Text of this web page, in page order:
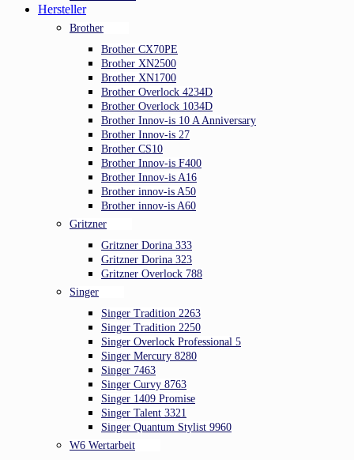
Hersteller
Brother
Brother CX70PE
Brother XN2500
Brother XN1700
Brother Overlock 4234D
Brother Overlock 1034D
Brother Innov-is 10 A Anniversary
Brother Innov-is 27
Brother CS10
Brother Innov-is F400
Brother Innov-is A16
Brother innov-is A50
Brother innov-is A60
Gritzner
Gritzner Dorina 333
Gritzner Dorina 323
Gritzner Overlock 788
Singer
Singer Tradition 2263
Singer Tradition 2250
Singer Overlock Professional 5
Singer Mercury 8280
Singer 7463
Singer Curvy 8763
Singer 1409 Promise
Singer Talent 3321
Singer Quantum Stylist 9960
W6 Wertarbeit